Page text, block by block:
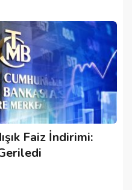
Faiz İndirimi: